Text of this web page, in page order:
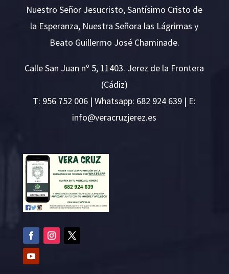
Nuestro Señor Jesucristo, Santísimo Cristo de
la Esperanza, Nuestra Señora las Lágrimas y
Beato Guillermo José Chaminade.
Calle San Juan nº 5, 11403. Jerez de la Frontera
(Cádiz)
T: 956 752 006 | Whatsapp: 682 924 639 | E:
se.ze
rejzu
rcare
v@ofn
i